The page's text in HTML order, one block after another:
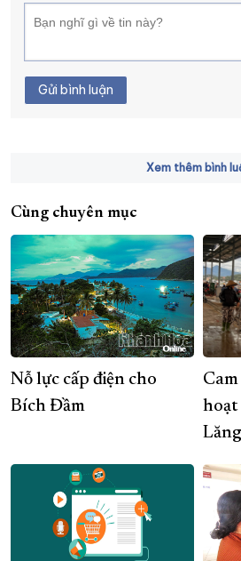
Gửi bình luận
Xem thêm bình
Cùng chuyên mục
Nỗ lực cấp điện cho
Bích Đầm
hoạt